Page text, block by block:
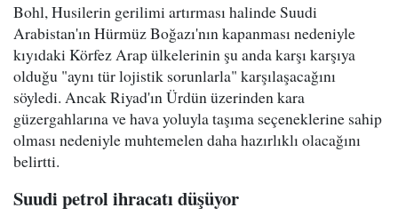
Bohl, Husilerin gerilimi artırması halinde Suudi
Arabistan'ın Hürmüz Boğazı'nın kapanması nedeniyle
kıyıdaki Körfez Arap ülkelerinin şu anda karşı karşıya
olduğu "aynı tür lojistik sorunlarla" karşılaşacağını
söyledi. Ancak Riyad'ın Ürdün üzerinden kara
güzergahlarına ve hava yoluyla taşıma seçeneklerine sahip
olması nedeniyle muhtemelen daha hazırlıklı olacağını
belirtti.
Suudi petrol ihracatı düşüyor